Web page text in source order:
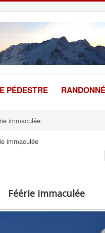
PÉDESTRE
immaculée
immaculée
Féérie immaculée